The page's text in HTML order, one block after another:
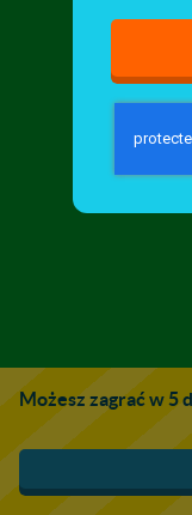
Możesz zagrać w 5